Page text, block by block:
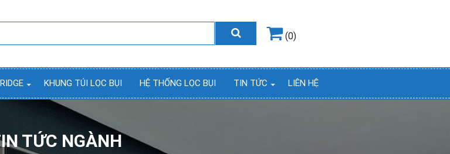
(0)
KHUNG TÚI LỌC BỤI HỆ THỐNG LỌC BỤI TIN TỨC LIÊN HỆ
TỨC NGÀNH